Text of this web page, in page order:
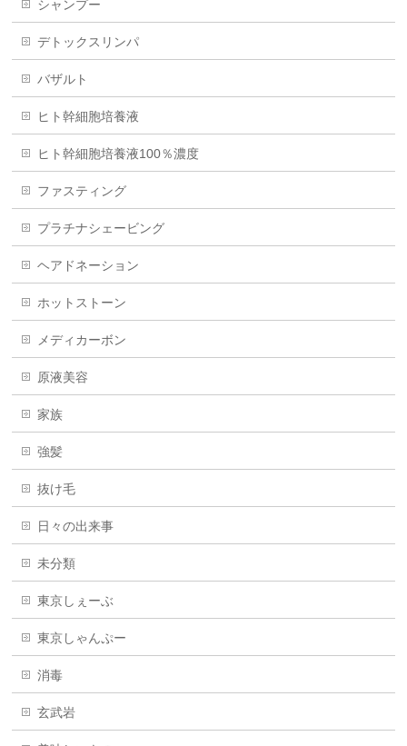
シャンプー
デトックスリンパ
バザルト
ヒト幹細胞培養液
ヒト幹細胞培養液100％濃度
ファスティング
プラチナシェービング
ヘアドネーション
ホットストーン
メディカーボン
原液美容
家族
強髪
抜け毛
日々の出来事
未分類
東京しぇーぶ
東京しゃんぷー
消毒
玄武岩